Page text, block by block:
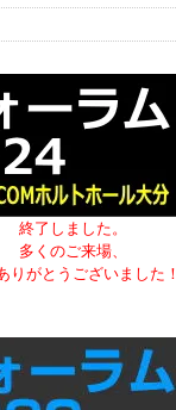
終了しました。
多くのご来場、
りがとうございました！